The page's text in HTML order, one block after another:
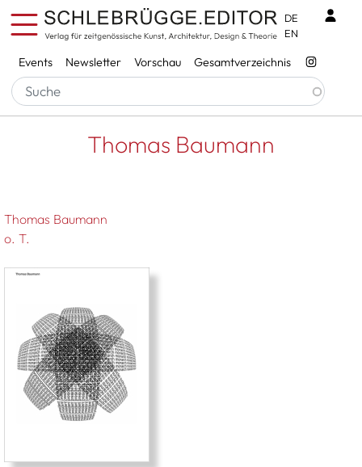
Direkt zum Inhalt
Services
Events Newsletter Vorschau Gesamtverzeichnis
DE
EN
Pfadnavigation
Startseite Thomas Baumann
Thomas Baumann
Thomas Baumann
o. T.